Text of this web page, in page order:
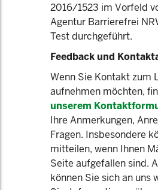
2016/1523 im Vorfeld
Agentur Barrierefrei
Test durchgeführt.
Feedback und
Wenn Sie Kontakt zum
aufnehmen möchten,
unserem
Ihre Anmerkungen,
Fragen. Insbesondere
mitteilen, wenn Ihnen
Seite aufgefallen sind.
können Sie sich an uns